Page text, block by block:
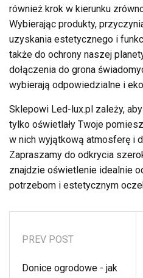
również krok w kierunku
Wybierając produkty,
uzyskania estetycznego i
także do ochrony naszej
dołączenia do grona
wybierają odpowiedzialne i
Sklepowi Led-lux.pl zależy,
tylko oświetlały Twoje
w nich wyjątkową atmosferę i
Zapraszamy do odkrycia
znajdzie oświetlenie idealnie
potrzebom i estetycznym
PREV POST
Donice ogrodowe - jak